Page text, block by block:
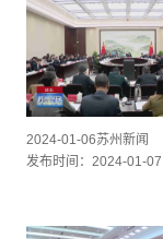
2024-01-06苏州新闻
发布时间：2024-01-07